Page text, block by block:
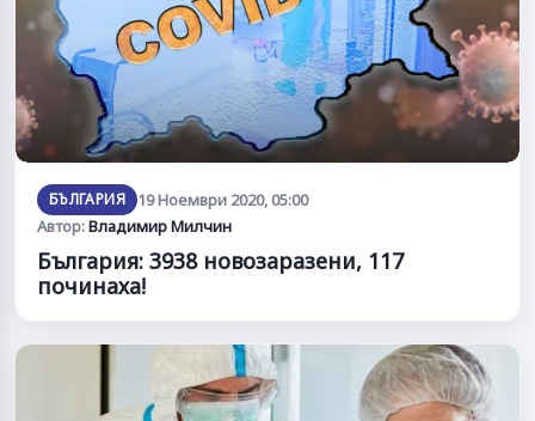
БЪЛГАРИЯ 19 Ноември 2020, 05:00
Автор:Владимир Милчин
България: 3938 новозаразени, 117
починаха!